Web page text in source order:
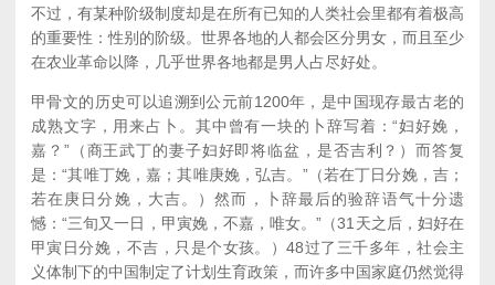
不过，有某种阶级制度却是在所有已知的人类社会里都有着极高
的重要性：性别的阶级。世界各地的人都会区分男女，而且至少
在农业革命以降，几乎世界各地都是男人占尽好处。
甲骨文的历史可以追溯到公元前1200年，是中国现存最古老的
成熟文字，用来占卜。其中曾有一块的卜辞写着：“妇好娩，
嘉？”（商王武丁的妻子妇好即将临盆，是否吉利？）而答复
是：“其唯丁娩，嘉；其唯庚娩，弘吉。”（若在丁日分娩，吉；
若在庚日分娩，大吉。）然而，卜辞最后的验辞语气十分遗
憾：“三旬又一日，甲寅娩，不嘉，唯女。”（31天之后，妇好在
甲寅日分娩，不吉，只是个女孩。）48过了三千多年，社会主
义体制下的中国制定了计划生育政策，而许多中国家庭仍然觉得